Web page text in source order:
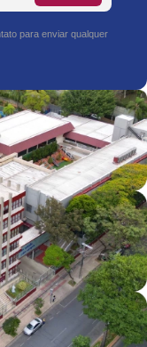
para enviar qualquer